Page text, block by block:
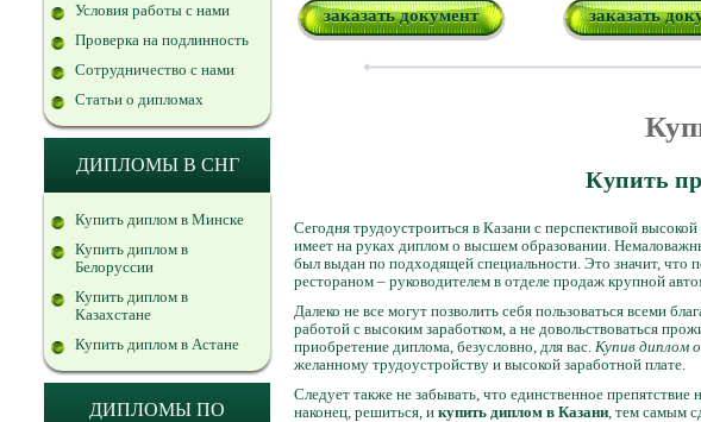
Условия работы с нами
Проверка на подлинность
Сотрудничество с нами
Статьи о дипломах
ДИПЛОМЫ В СНГ
Купить диплом в Минске
Купить диплом в
Белоруссии
Купить диплом в
Казахстане
Купить диплом в Астане
ДИПЛОМЫ ПО
заказать документ заказать
Купить
Сегодня трудоустроиться в Казани с перспективой
имеет на руках диплом о высшем образовании.
был выдан по подходящей специальности. Это значит, что
рестораном – руководителем в отделе продаж крупной
Далеко не все могут позволить себя пользоваться всеми
работой с высоким заработком, а не довольствоваться
приобретение диплома, безусловно, для вас. Купив диплом
желанному трудоустройству и высокой заработной плате.
Следует также не забывать, что единственное
наконец, решиться, и купить диплом в Казани, тем самым